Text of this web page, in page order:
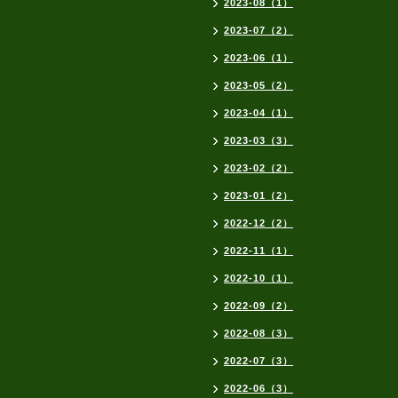
2023-08（1）
2023-07（2）
2023-06（1）
2023-05（2）
2023-04（1）
2023-03（3）
2023-02（2）
2023-01（2）
2022-12（2）
2022-11（1）
2022-10（1）
2022-09（2）
2022-08（3）
2022-07（3）
2022-06（3）